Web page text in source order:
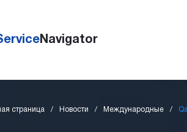
Navigator
страница Новости Международные